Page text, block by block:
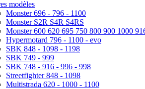
modèles
Monster 696 - 796 - 1100
Monster S2R S4R S4RS
Monster 600 620 695 750 800 900 1000
Hypermotard 796 - 1100 - evo
SBK 848 - 1098 - 1198
SBK 749 - 999
SBK 748 - 916 - 996 - 998
Streetfighter 848 - 1098
Multistrada 620 - 1000 - 1100